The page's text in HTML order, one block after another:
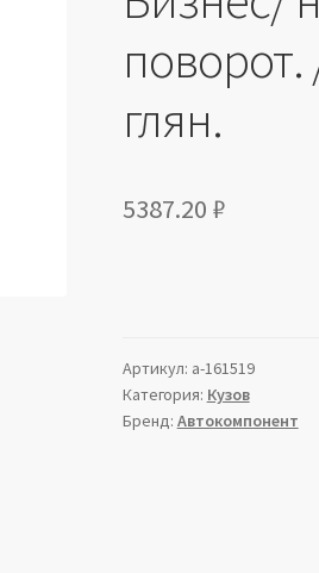
глян.
5387.20 ₽
Артикул: a-161519
Категория: Кузов
Бренд: Автокомпонент